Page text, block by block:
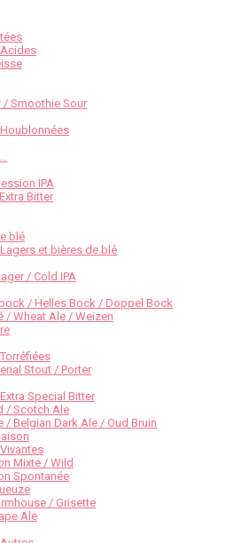
/ Smoothie Sour
IPA
Bitter
blé
et bières de blé
/ Cold IPA
/ Helles Bock / Doppel Bock
/ Wheat Ale / Weizen
Stout / Porter
Special Bitter
/ Scotch Ale
/ Belgian Dark Ale / Oud Bruin
Mixte / Wild
Spontanée
/ Grisette
Ale